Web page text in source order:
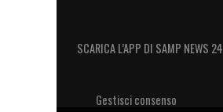
SCARICA L’APP DI SAMP NEWS 24
Gestisci consenso